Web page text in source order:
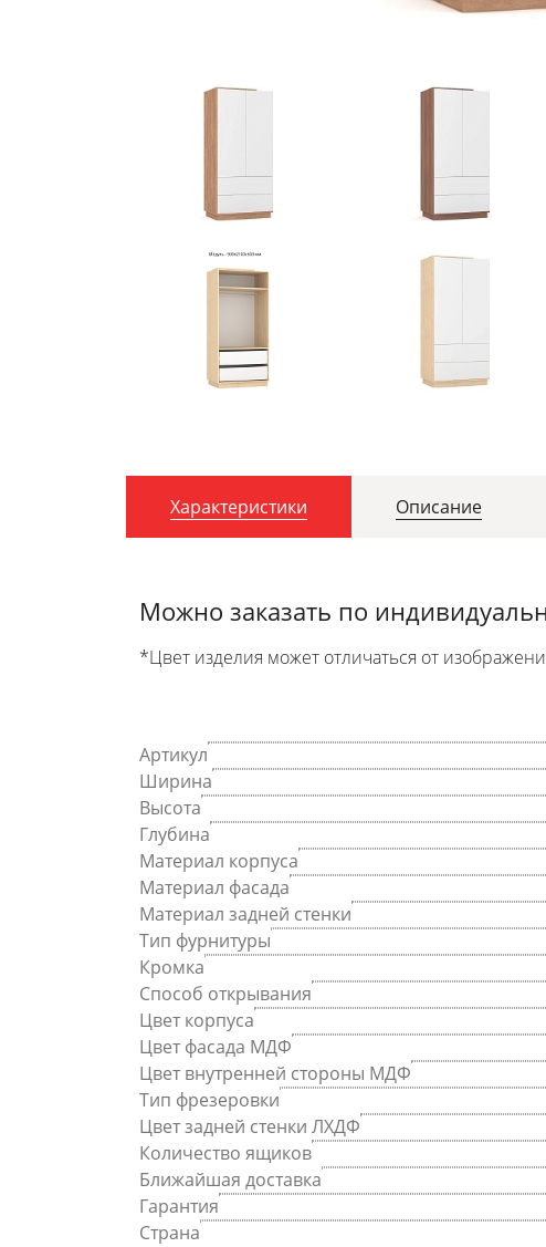
Характеристики Описание
Можно заказать по
*Цвет изделия может отличаться от
Артикул
Ширина
Высота
Глубина
Материал корпуса
Материал фасада
Материал задней стенки
Тип фурнитуры
Кромка
Способ открывания
Цвет корпуса
Цвет фасада МДФ
Цвет внутренней стороны МДФ
Тип фрезеровки
Цвет задней стенки ЛХДФ
Количество ящиков
Ближайшая доставка
Гарантия
Страна